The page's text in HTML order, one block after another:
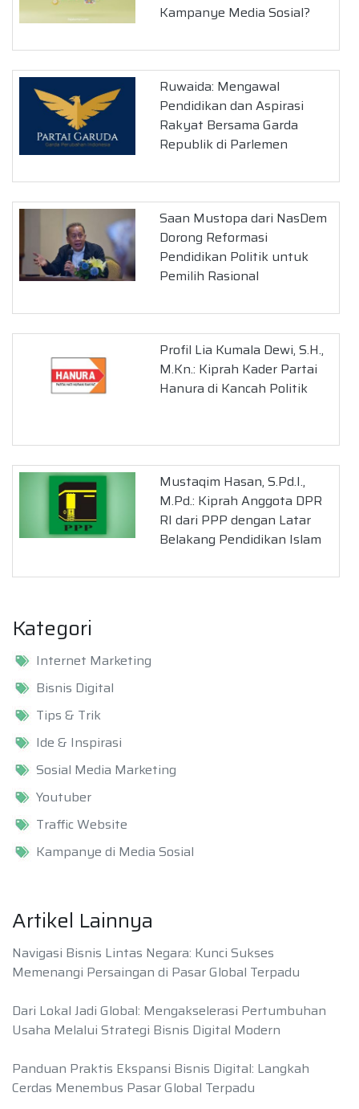
Kampanye Media Sosial?
Ruwaida: Mengawal
Pendidikan dan Aspirasi
Rakyat Bersama Garda
Republik di Parlemen
Saan Mustopa dari NasDem
Dorong Reformasi
Pendidikan Politik untuk
Pemilih Rasional
Profil Lia Kumala Dewi, S.H.,
M.Kn.: Kiprah Kader Partai
Hanura di Kancah Politik
Mustaqim Hasan, S.Pd.I.,
M.Pd.: Kiprah Anggota DPR
RI dari PPP dengan Latar
Belakang Pendidikan Islam
Kategori
Internet Marketing
Bisnis Digital
Tips & Trik
Ide & Inspirasi
Sosial Media Marketing
Youtuber
Traffic Website
Kampanye di Media Sosial
Artikel Lainnya
Navigasi Bisnis Lintas Negara: Kunci Sukses
Memenangi Persaingan di Pasar Global Terpadu
Dari Lokal Jadi Global: Mengakselerasi Pertumbuhan
Usaha Melalui Strategi Bisnis Digital Modern
Panduan Praktis Ekspansi Bisnis Digital: Langkah
Cerdas Menembus Pasar Global Terpadu